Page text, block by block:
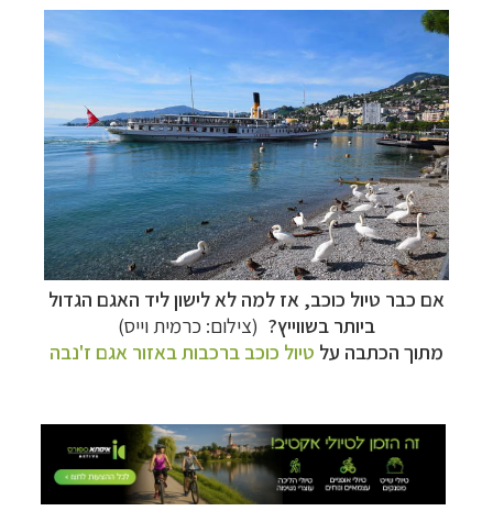
אם כבר טיול כוכב, אז למה לא לישון ליד האגם הגדול
ביותר בשווייץ? (צילום: כרמית וייס)
מתוך הכתבה על טיול כוכב ברכבות באזור אגם ז'נבה
טיולי אקטיב - אופניים, שייט והליכה לחצו לרשימת
יעדים »
תכנוןטיולים לצפון אמריקהלחצו לרשימת היעדים »
קרוזים והפלגות נופשלחצו לרשימת היעדים »